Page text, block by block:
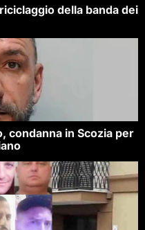
della banda dei
condanna in Scozia per